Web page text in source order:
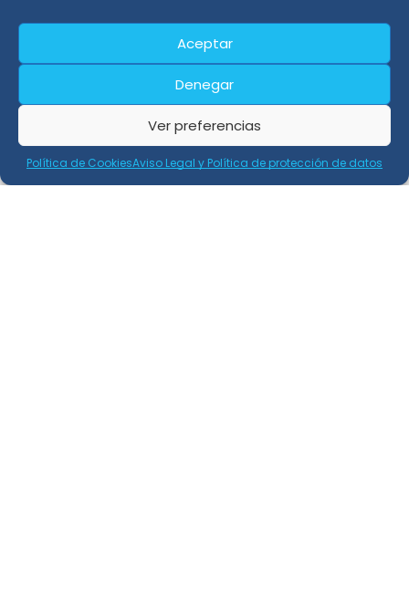
Aceptar
Denegar
Ver preferencias
Política de CookiesAviso Legal y Política de protección de datos